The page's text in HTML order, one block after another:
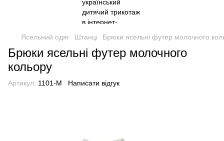
Ясельний одяг Штанці Брюки ясельні футер молочного
Брюки ясельні футер молочного
кольору
Артикул: 1101-M Написати відгук